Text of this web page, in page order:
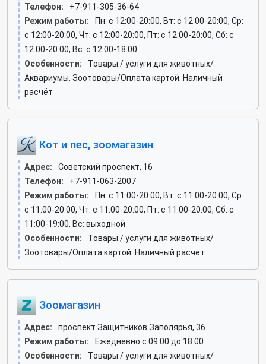
Телефон:
+7-911-305-36-64
Режим работы:
Пн: c 12:00-20:00, Вт: c 12:00-20:00, Ср:
c 12:00-20:00, Чт: c 12:00-20:00, Пт: c 12:00-20:00, Сб: c
12:00-20:00, Вс: c 12:00-18:00
Особенности:
Товары / услуги для животных/
Аквариумы. Зоотовары/Оплата картой. Наличный
расчёт
Кот и пес, зоомагазин
Адрес:
Советский проспект, 16
Телефон:
+7-911-063-2007
Режим работы:
Пн: c 11:00-20:00, Вт: c 11:00-20:00, Ср:
c 11:00-20:00, Чт: c 11:00-20:00, Пт: c 11:00-20:00, Сб: c
11:00-19:00, Вс: выходной
Особенности:
Товары / услуги для животных/
Зоотовары/Оплата картой. Наличный расчёт
Зоомагазин
Адрес:
проспект Защитников Заполярья, 36
Режим работы:
Ежедневно с 09:00 до 18:00
Особенности:
Товары / услуги для животных/